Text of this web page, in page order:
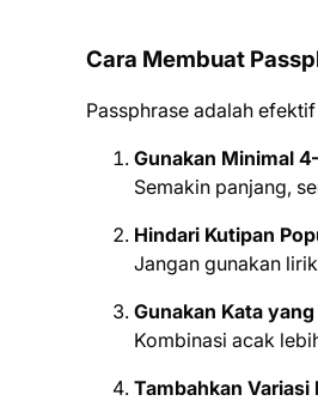
Cara Membuat
Passphrase adalah
Gunakan Minimal
Semakin panjang,
Hindari Kutipan
Jangan gunakan
Gunakan Kata
Kombinasi acak
Tambahkan Variasi